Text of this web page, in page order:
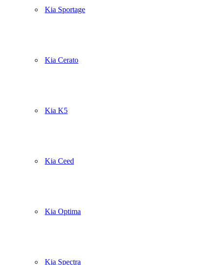
Kia Sportage
Kia Cerato
Kia K5
Kia Ceed
Kia Optima
Kia Spectra